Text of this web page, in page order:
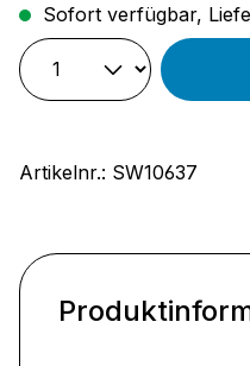
Sofort verfügbar,
Artikelnr.: SW10637